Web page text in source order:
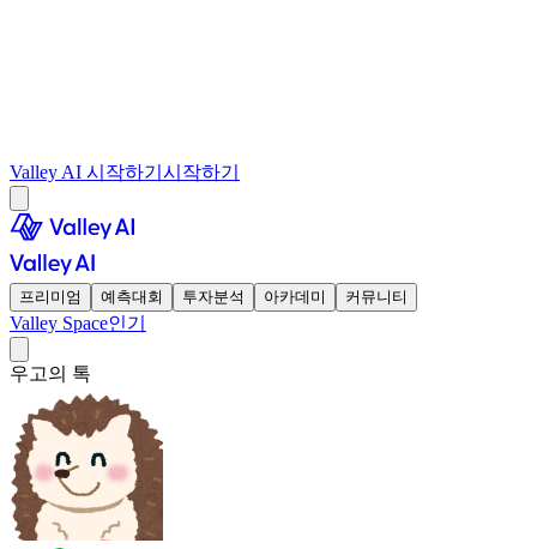
Valley AI 시작하기 시작하기
프리미엄 예측대회 투자분석 아카데미 커뮤니티
Valley Space인기
우고의 톡